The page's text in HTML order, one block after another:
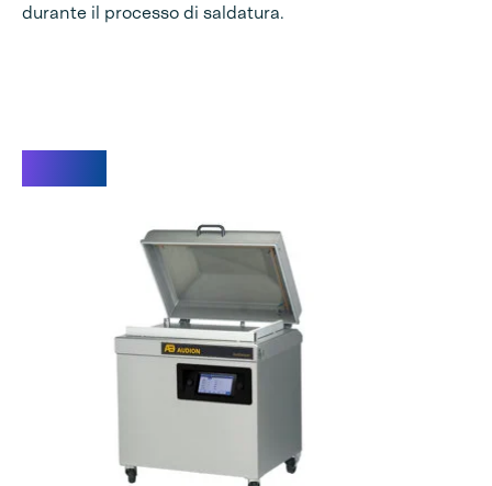
durante il processo di saldatura.